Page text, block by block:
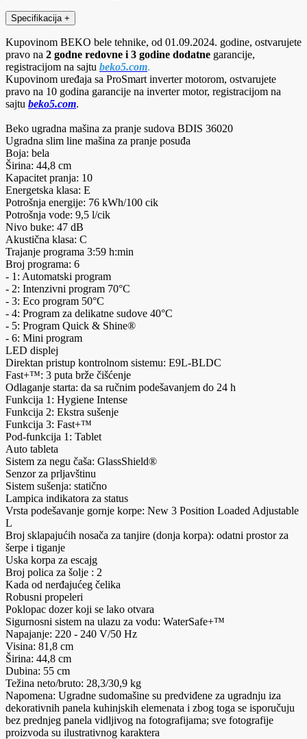
Specifikacija +
Kupovinom BEKO bele tehnike, od 01.09.2024. godine, ostvarujete
pravo na 2 godne redovne i 3 godine dodatne garancije,
registracijom na sajtu beko5.com.
Kupovinom uređaja sa ProSmart inverter motorom, ostvarujete
pravo na 10 godina garancije na inverter motor, registracijom na
sajtu beko5.com.
Beko ugradna mašina za pranje sudova BDIS 36020
Ugradna slim line mašina za pranje posuđa
Boja: bela
Širina: 44,8 cm
Kapacitet pranja: 10
Energetska klasa: E
Potrošnja energije: 76 kWh/100 cik
Potrošnja vode: 9,5 l/cik
Nivo buke: 47 dB
Akustična klasa: C
Trajanje programa 3:59 h:min
Broj programa: 6
- 1: Automatski program
- 2: Intenzivni program 70°C
- 3: Eco program 50°C
- 4: Program za delikatne sudove 40°C
- 5: Program Quick & Shine®
- 6: Mini program
LED displej
Direktan pristup kontrolnom sistemu: E9L-BLDC
Fast+™: 3 puta brže čišćenje
Odlaganje starta: da sa ručnim podešavanjem do 24 h
Funkcija 1: Hygiene Intense
Funkcija 2: Ekstra sušenje
Funkcija 3: Fast+™
Pod-funkcija 1: Tablet
Auto tableta
Sistem za negu čaša: GlassShield®
Senzor za prljavštinu
Sistem sušenja: statično
Lampica indikatora za status
Vrsta podešavanje gornje korpe: New 3 Position Loaded Adjustable
L
Broj sklapajućih nosača za tanjire (donja korpa): odatni prostor za
šerpe i tiganje
Uska korpa za escajg
Broj polica za šolje : 2
Kada od nerđajućeg čelika
Robusni propeleri
Poklopac dozer koji se lako otvara
Sigurnosni sistem na ulazu za vodu: WaterSafe+™
Napajanje: 220 - 240 V/50 Hz
Visina: 81,8 cm
Širina: 44,8 cm
Dubina: 55 cm
Težina neto/bruto: 28,3/30,9 kg
Napomena: Ugradne sudomašine su predviđene za ugradnju iza
dekorativnih panela kuhinjskih elemenata i zbog toga se isporučuju
bez prednjeg panela vidljivog na fotografijama; sve fotografije
proizvoda su ilustrativnog karaktera